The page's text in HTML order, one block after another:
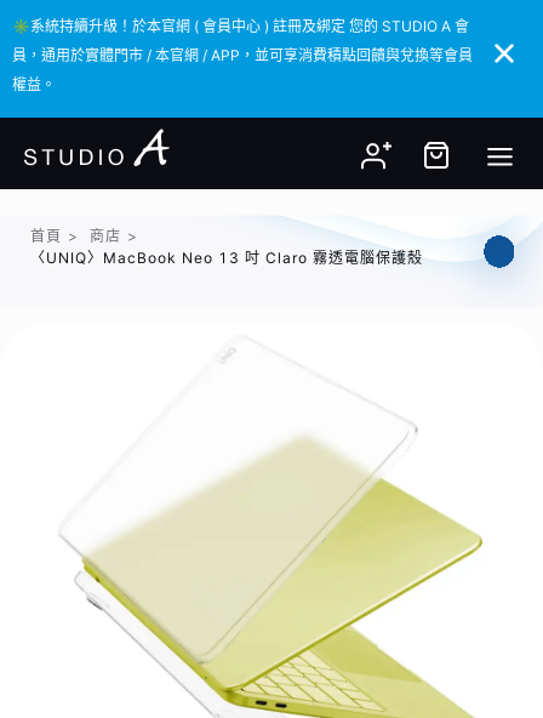
✳️系統持續升級！於本官網 ( 會員中心 ) 註冊及綁定 您的 STUDIO A 會
員，通用於實體門市 / 本官網 / APP，並可享消費積點回饋與兌換等會員
權益。
✳️系統持續升級！於本官網 ( 會員中心 ) 註冊及綁定 您的 STUDIO A 會
員，通用於實體門市 / 本官網 / APP，並可享消費積點回饋與兌換等會員
權益。
首頁 > 商店 >
〈UNIQ〉MacBook Neo 13 吋 Claro 霧透電腦保護殼